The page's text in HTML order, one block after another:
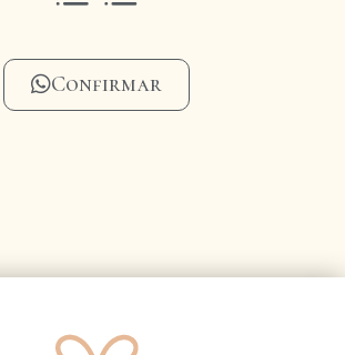
Confirmar